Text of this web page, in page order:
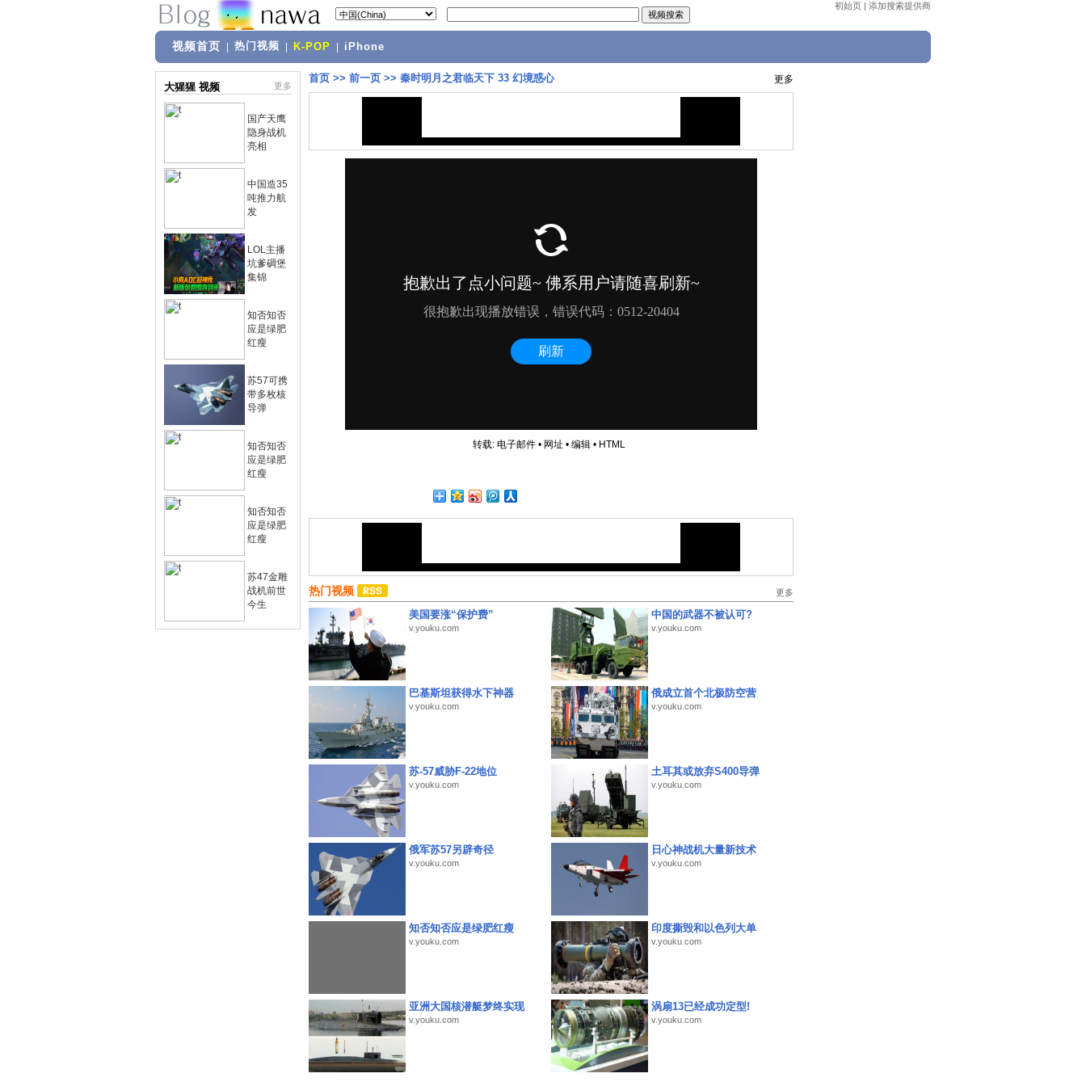
初始页 | 添加搜索提供商
视频首页 热门视频 K-POP iPhone
大猩猩 视频 更多
国产天鹰
隐身战机
亮相
中国造35
吨推力航
发
LOL主播
坑爹碉堡
集锦
知否知否
应是绿肥
红瘦
苏57可携
带多枚核
导弹
知否知否
应是绿肥
红瘦
知否知否
应是绿肥
红瘦
苏47金雕
战机前世
今生
首页 >> 前一页 >>秦时明月之君临天下 33 幻境惑心 更多
转载: 电子邮件• 网址 • 编辑• HTML
热门视频 更多
美国要涨“保护费”
v.youku.com
中国的武器不被认可?
v.youku.com
巴基斯坦获得水下神器
v.youku.com
俄成立首个北极防空营
v.youku.com
苏-57威胁F-22地位
v.youku.com
土耳其或放弃S400导弹
v.youku.com
俄军苏57另辟奇径
v.youku.com
日心神战机大量新技术
v.youku.com
知否知否应是绿肥红瘦
v.youku.com
印度撕毁和以色列大单
v.youku.com
亚洲大国核潜艇梦终实现
v.youku.com
涡扇13已经成功定型!
v.youku.com